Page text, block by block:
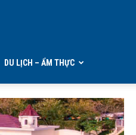
DU LỊCH – ẨM THỰC